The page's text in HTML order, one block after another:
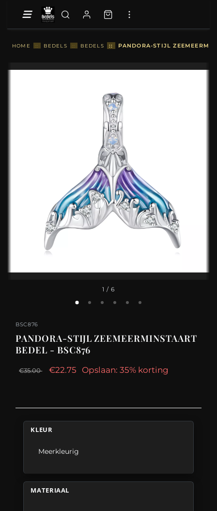
HOME :: BEDELS :: BEDELS :: PANDORA-STIJL
1 / 6
BSC876
PANDORA-STIJL ZEEMEERMINSTAART
BEDEL - BSC876
€35.00 €22.75 Opslaan: 35% korting
KLEUR
Meerkleurig
MATERIAAL